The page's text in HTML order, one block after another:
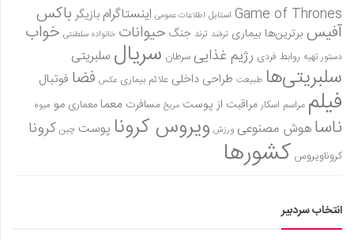
Game of Thrones استایل اطلاعات عمومی اینستاگرام بازیگر باکس
آفیس برترین‌ها بیماری ترفند ترند جنگ حیوانات خانواده سلطنتی خواب
دستور تهیه روابط فردی رژیم غذاییسرطان سریال سلبریتی
سلبریتی‌ها طبیعت طراحی داخلی علائم بیماری عکس فضا فوتبال
فیلم مراسم اسکارمراقبت از پوست مریخ مسافرت معمامعماری مو میوه
ناساهوش مصنوعی ورزش ویروس کرونا پوست چین کرونا
کروناویروس کشورها
انتخاب سردبیر